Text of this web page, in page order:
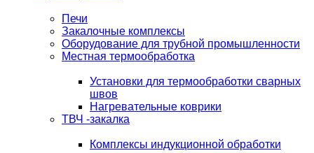
Печи
Закалочные комплексы
Оборудование для трубной промышленности
Местная термообработка
Установки для термообработки сварных
швов
Нагревательные коврики
ТВЧ -закалка
Комплексы индукционной обработки